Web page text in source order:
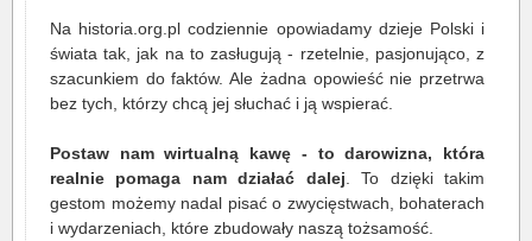
Na historia.org.pl codziennie opowiadamy dzieje Polski i
świata tak, jak na to zasługują - rzetelnie, pasjonująco, z
szacunkiem do faktów. Ale żadna opowieść nie przetrwa
bez tych, którzy chcą jej słuchać i ją wspierać.
Postaw nam wirtualną kawę - to darowizna, która
realnie pomaga nam działać dalej . To dzięki takim
gestom możemy nadal pisać o zwycięstwach, bohaterach
i wydarzeniach, które zbudowały naszą tożsamość.